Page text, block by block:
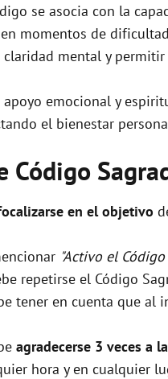
se asocia con la
momentos de
mental y
emocional y
el bienestar
Código
en el objetivo
"Activo el
repetirse el Código
tener en cuenta que
agradecerse 3 veces a
hora y en cualquier